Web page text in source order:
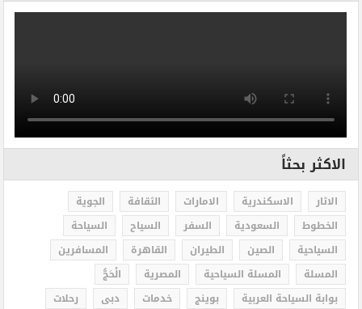
الاكثر بحثاً
الاثار الاسكندرية الامارات الثقافة
الجوية
الخطوط
السعودية السفر السياح
السياحة
السياحية
الصين الطيران القاهرة
المسافرين
المسلة
المسلة السياحية المصرية
الْحَجُّ
بوابة السياحة العربية
بوينج خدمات دبى
رحلات